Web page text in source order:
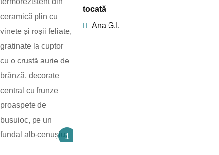
1
tocată
Ana G.I.